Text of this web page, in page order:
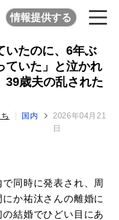
情報提供する
いたのに、6年ぶ
ていた」と泣かれ
歳夫の乱された
国内
2026年04月21
日
同時に発表され、周
か祐汰さんの離婚に
結婚でひどい目にあ